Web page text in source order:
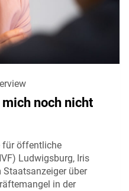
noch nicht
für öffentliche
Ludwigsburg, Iris
über
in der